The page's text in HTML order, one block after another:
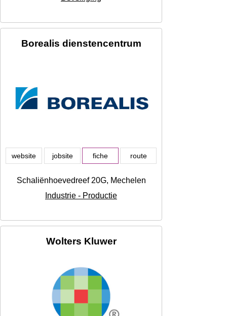
Borealis dienstencentrum
website jobsite fiche route
Schaliënhoevedreef 20G, Mechelen
Industrie - Productie
Wolters Kluwer